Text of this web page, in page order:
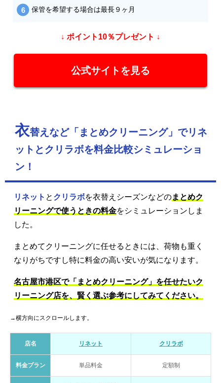
保管を希望する場合は最長９ヶ月
↓ ポイント10％プレゼント ↓
公式サイトを見る
衣替えなど「まとめクリーニング」でリネ
ットとクリラボを料金比較シミュレーショ
ン！
リネット と クリラボを衣替えシーズンなどのまとめク
リーニングで使うときの料金をシミュレーションしま
した。
まとめてクリーニングに任せるときには、荷物も重く
なりがちですし特に料金の高い安いが気になります。
名古屋市港区で「まとめクリーニング」を任せたいク
リーニング店を、賢く選ぶ参考にしてみてください。
→横方向にスクロールします。
店名 リネット クリラボ
料金プラン 単品料金 定額制